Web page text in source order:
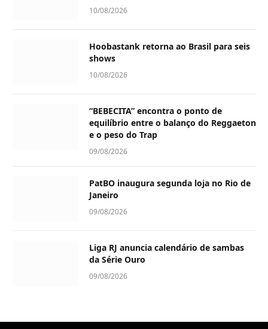
10/08/2026
Hoobastank retorna ao Brasil para seis
shows
10/08/2026
“BEBECITA” encontra o ponto de
equilíbrio entre o balanço do Reggaeton
e o peso do Trap
09/08/2026
PatBO inaugura segunda loja no Rio de
Janeiro
09/08/2026
Liga RJ anuncia calendário de sambas
da Série Ouro
09/08/2026